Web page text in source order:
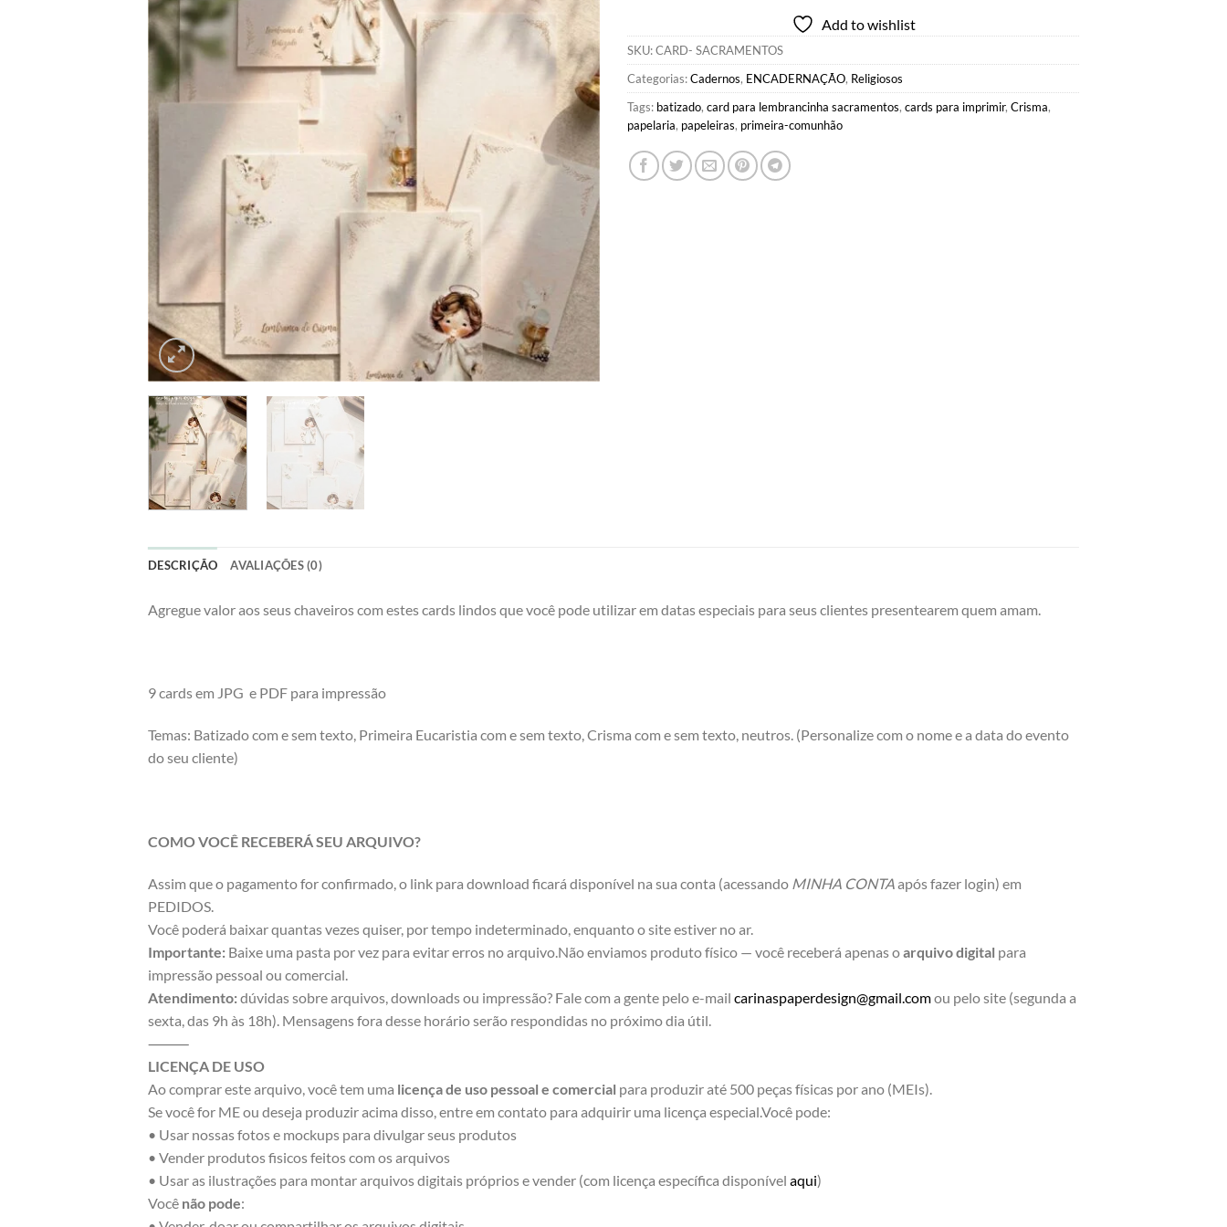
R$39,90.R$19,90.
Add to wishlist
SKU:CARD- SACRAMENTOS
Categorias:Cadernos, ENCADERNAÇÃO, Religiosos
Tags: batizado, card para lembrancinha sacramentos, cards para imprimir, Crisma,
papelaria, papeleiras, primeira-comunhão
DESCRIÇÃO AVALIAÇÕES (0)
Agregue valor aos seus chaveiros com estes cards lindos que você pode utilizar em datas especiais para seus clientes presentearem quem amam.
9 cards em JPG e PDF para impressão
Temas: Batizado com e sem texto, Primeira Eucaristia com e sem texto, Crisma com e sem texto, neutros. (Personalize com o nome e a data do evento
do seu cliente)
COMO VOCÊ RECEBERÁ SEU ARQUIVO?
Assim que o pagamento for confirmado, o link para download ficará disponível na sua conta (acessando MINHA CONTAapós fazer login) em
PEDIDOS.
Você poderá baixar quantas vezes quiser, por tempo indeterminado, enquanto o site estiver no ar.
Importante: Baixe uma pasta por vez para evitar erros no arquivo.Não enviamos produto físico — você receberá apenas oarquivo digital para
impressão pessoal ou comercial.
Atendimento:dúvidas sobre arquivos, downloads ou impressão? Fale com a gente pelo e-mail carinaspaperdesign@gmail.comou pelo site (segunda a
sexta, das 9h às 18h). Mensagens fora desse horário serão respondidas no próximo dia útil.
⸻
LICENÇA DE USO
Ao comprar este arquivo, você tem uma licença de uso pessoal e comercial para produzir até 500 peças físicas por ano (MEIs).
Se você for ME ou deseja produzir acima disso, entre em contato para adquirir uma licença especial.Você pode:
• Usar nossas fotos e mockups para divulgar seus produtos
• Vender produtos fisicos feitos com os arquivos
• Usar as ilustrações para montar arquivos digitais próprios e vender (com licença específica disponível aqui)
Você não pode: